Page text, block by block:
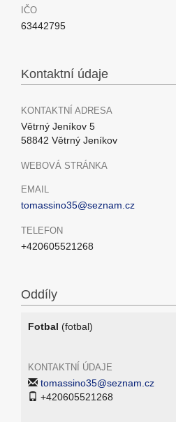
IČO
63442795
Kontaktní údaje
KONTAKTNÍ ADRESA
Větrný Jeníkov 5
58842 Větrný Jeníkov
WEBOVÁ STRÁNKA
EMAIL
tomassino35@seznam.cz
TELEFON
+420605521268
Oddíly
Fotbal (fotbal)
KONTAKTNÍ ÚDAJE
tomassino35@seznam.cz
+420605521268